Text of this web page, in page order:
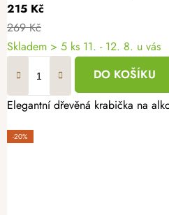
215 Kč
269 Kč
Skladem > 5 ks 11. - 12. 8. u vás
DO KOŠÍKU
Elegantní dřevěná krabička na
-20%